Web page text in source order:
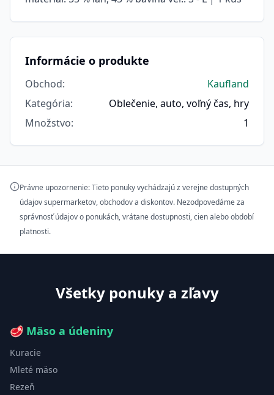
Informácie o produkte
Obchod:
Kaufland
Kategória:
Oblečenie, auto, voľný čas, hry
Množstvo: 1
Právne upozornenie: Tieto ponuky vychádzajú z verejne dostupných
údajov supermarketov, obchodov a diskontov. Nezodpovedáme za
správnosť údajov o ponukách, vrátane dostupnosti, cien alebo období
platnosti.
Všetky ponuky a zľavy
🥩 Mäso a údeniny
Kuracie
Mleté mäso
Rezeň